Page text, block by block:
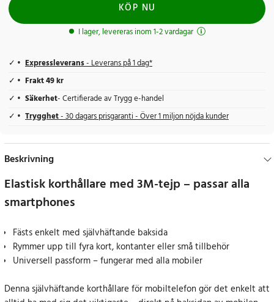
KÖP NU
I lager, levereras inom 1-2 vardagar
Expressleverans- Leverans på 1 dag*
Frakt 49 kr
Säkerhet- Certifierade av Trygg e-handel
Trygghet- 30 dagars prisgaranti - Över 1 miljon nöjda kunder
Beskrivning
Elastisk korthållare med 3M-tejp – passar alla
smartphones
Fästs enkelt med självhäftande baksida
Rymmer upp till fyra kort, kontanter eller små tillbehör
Universell passform – fungerar med alla mobiler
Denna självhäftande korthållare för mobiltelefon gör det enkelt att